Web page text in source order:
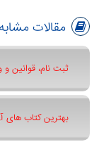
مقالات مشابه
ثبت نام، قوانین و
بهترین کتاب